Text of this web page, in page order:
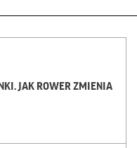
JAK ROWER ZMIENIA